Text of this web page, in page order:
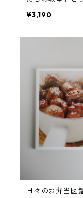
¥3,190
日々のお弁当図